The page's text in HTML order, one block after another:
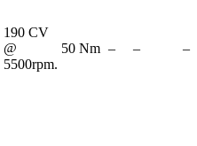
190 CV
@
5500rpm.
50 Nm – – –